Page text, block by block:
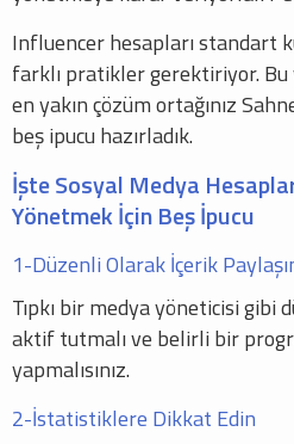
Influencer hesapları standart
farklı pratikler gerektiriyor.
en yakın çözüm ortağınız
beş ipucu hazırladık.
İşte Sosyal Medya
Yönetmek İçin Beş İpucu
1-Düzenli Olarak İçerik
Tıpkı bir medya yöneticisi gibi
aktif tutmalı ve belirli bir
yapmalısınız.
2-İstatistiklere Dikkat Edin